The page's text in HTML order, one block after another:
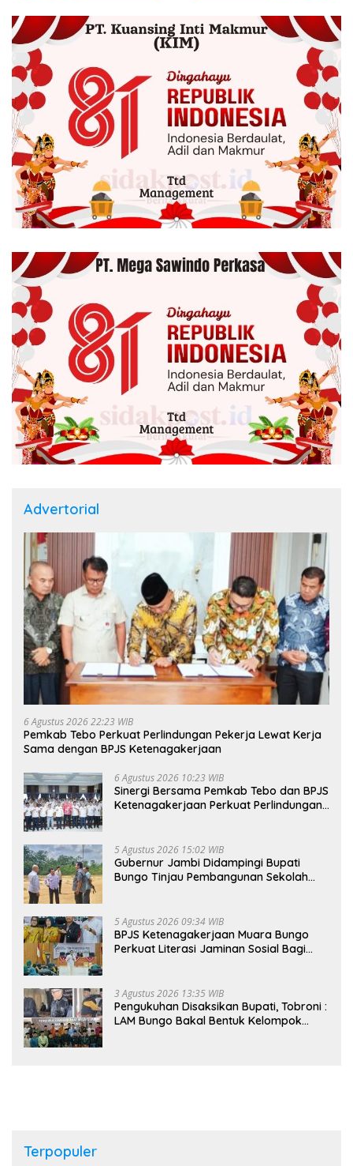
Advertorial
6 Agustus 2026 22:23 WIB
Pemkab Tebo Perkuat Perlindungan Pekerja Lewat Kerja
Sama dengan BPJS Ketenagakerjaan
6 Agustus 2026 10:23 WIB
Sinergi Bersama Pemkab Tebo dan BPJS
Ketenagakerjaan Perkuat Perlindungan
5 Agustus 2026 15:02 WIB
Gubernur Jambi Didampingi Bupati
Bungo Tinjau Pembangunan Sekolah
5 Agustus 2026 09:34 WIB
BPJS Ketenagakerjaan Muara Bungo
Perkuat Literasi Jaminan Sosial Bagi
3 Agustus 2026 13:35 WIB
Pengukuhan Disaksikan Bupati, Tobroni :
LAM Bungo Bakal Bentuk Kelompok
Terpopuler